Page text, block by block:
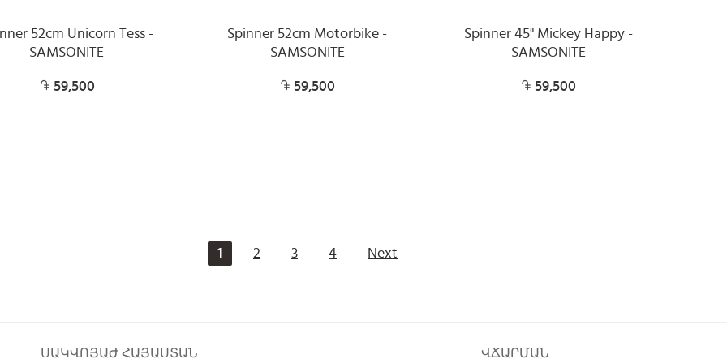
52cm Unicorn Tess -
SAMSONITE
59,500
Spinner 52cm Motorbike -
SAMSONITE
59,500
Spinner 45" Mickey Happy -
SAMSONITE
59,500
1 2 3 4 Next
ՍԱԿՎՈՅԱԺ ՀԱՅԱՍՏԱՆ ՎՃԱՐՄԱՆ